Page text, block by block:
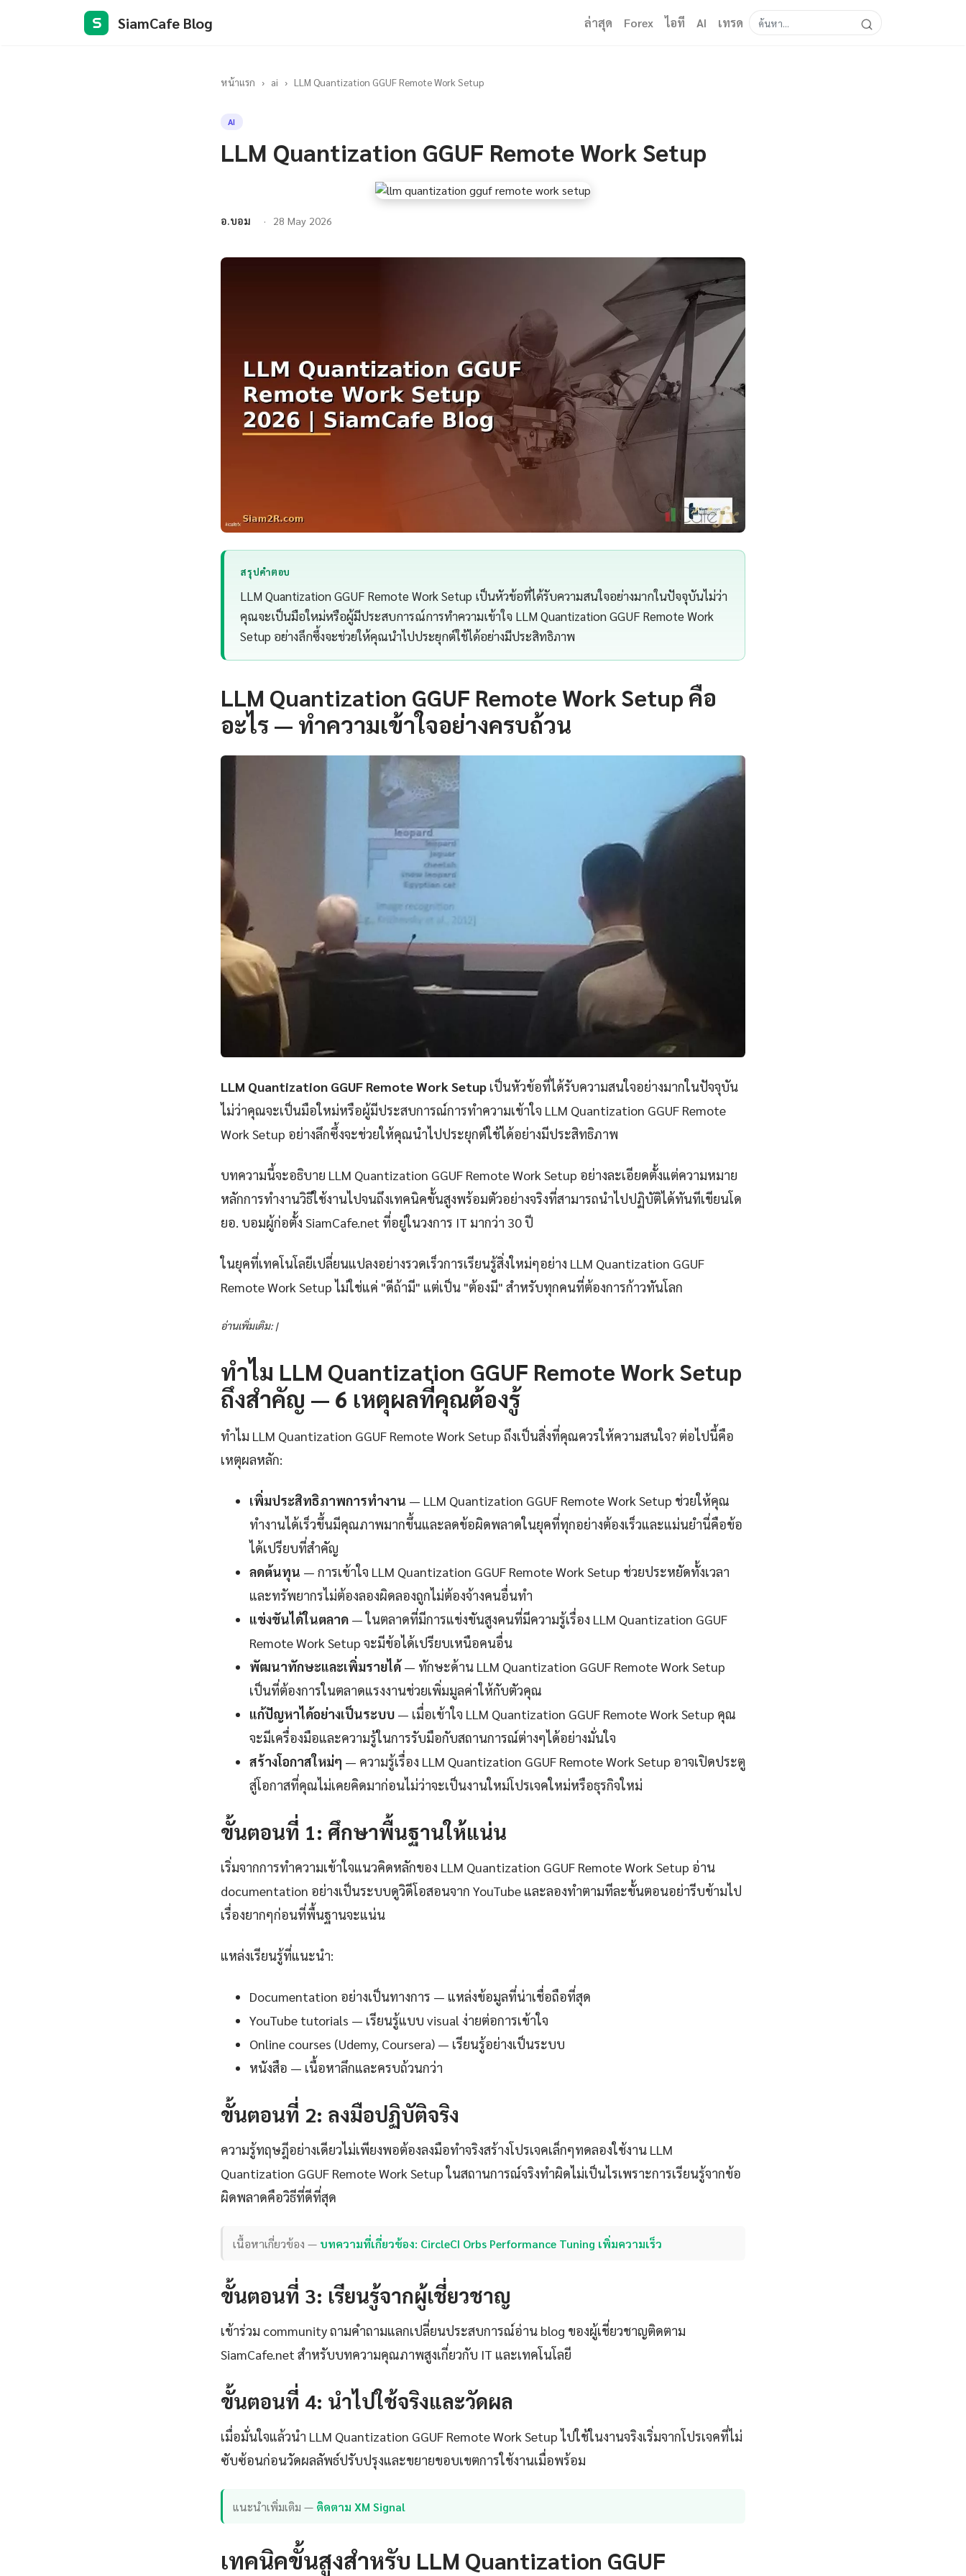
S SiamCafe Blog ล่าสุด Forex ไอที AI เทรด
หน้าแรก › ai › LLM Quantization GGUF Remote Work Setup
AI
LLM Quantization GGUF Remote Work Setup
อ.บอม 28 May 2026
สรุปคำตอบ
LLM Quantization GGUF Remote Work Setup เป็นหัวข้อที่ได้รับความสนใจอย่างมากในปัจจุบันไม่ว่า
คุณจะเป็นมือใหม่หรือผู้มีประสบการณ์การทำความเข้าใจ LLM Quantization GGUF Remote Work
Setup อย่างลึกซึ้งจะช่วยให้คุณนำไปประยุกต์ใช้ได้อย่างมีประสิทธิภาพ
LLM Quantization GGUF Remote Work Setup คือ
อะไร — ทำความเข้าใจอย่างครบถ้วน
LLM Quantization GGUF Remote Work Setup เป็นหัวข้อที่ได้รับความสนใจอย่างมากในปัจจุบัน
ไม่ว่าคุณจะเป็นมือใหม่หรือผู้มีประสบการณ์การทำความเข้าใจ LLM Quantization GGUF Remote
Work Setup อย่างลึกซึ้งจะช่วยให้คุณนำไปประยุกต์ใช้ได้อย่างมีประสิทธิภาพ
บทความนี้จะอธิบาย LLM Quantization GGUF Remote Work Setup อย่างละเอียดตั้งแต่ความหมาย
หลักการทำงานวิธีใช้งานไปจนถึงเทคนิคขั้นสูงพร้อมตัวอย่างจริงที่สามารถนำไปปฏิบัติได้ทันทีเขียนโด
ยอ. บอมผู้ก่อตั้ง SiamCafe.net ที่อยู่ในวงการ IT มากว่า 30 ปี
ในยุคที่เทคโนโลยีเปลี่ยนแปลงอย่างรวดเร็วการเรียนรู้สิ่งใหม่ๆอย่าง LLM Quantization GGUF
Remote Work Setup ไม่ใช่แค่ "ดีถ้ามี" แต่เป็น "ต้องมี" สำหรับทุกคนที่ต้องการก้าวทันโลก
อ่านเพิ่มเติม: |
ทำไม LLM Quantization GGUF Remote Work Setup
ถึงสำคัญ — 6 เหตุผลที่คุณต้องรู้
ทำไม LLM Quantization GGUF Remote Work Setup ถึงเป็นสิ่งที่คุณควรให้ความสนใจ? ต่อไปนี้คือ
เหตุผลหลัก:
เพิ่มประสิทธิภาพการทำงาน — LLM Quantization GGUF Remote Work Setup ช่วยให้คุณ
ทำงานได้เร็วขึ้นมีคุณภาพมากขึ้นและลดข้อผิดพลาดในยุคที่ทุกอย่างต้องเร็วและแม่นยำนี่คือข้อ
ได้เปรียบที่สำคัญ
ลดต้นทุน — การเข้าใจ LLM Quantization GGUF Remote Work Setup ช่วยประหยัดทั้งเวลา
และทรัพยากรไม่ต้องลองผิดลองถูกไม่ต้องจ้างคนอื่นทำ
แข่งขันได้ในตลาด — ในตลาดที่มีการแข่งขันสูงคนที่มีความรู้เรื่อง LLM Quantization GGUF
Remote Work Setup จะมีข้อได้เปรียบเหนือคนอื่น
พัฒนาทักษะและเพิ่มรายได้— ทักษะด้าน LLM Quantization GGUF Remote Work Setup
เป็นที่ต้องการในตลาดแรงงานช่วยเพิ่มมูลค่าให้กับตัวคุณ
แก้ปัญหาได้อย่างเป็นระบบ — เมื่อเข้าใจ LLM Quantization GGUF Remote Work Setup คุณ
จะมีเครื่องมือและความรู้ในการรับมือกับสถานการณ์ต่างๆได้อย่างมั่นใจ
สร้างโอกาสใหม่ๆ — ความรู้เรื่อง LLM Quantization GGUF Remote Work Setup อาจเปิดประตู
สู่โอกาสที่คุณไม่เคยคิดมาก่อนไม่ว่าจะเป็นงานใหม่โปรเจคใหม่หรือธุรกิจใหม่
ขั้นตอนที่ 1: ศึกษาพื้นฐานให้แน่น
เริ่มจากการทำความเข้าใจแนวคิดหลักของ LLM Quantization GGUF Remote Work Setup อ่าน
documentation อย่างเป็นระบบดูวิดีโอสอนจาก YouTube และลองทำตามทีละขั้นตอนอย่ารีบข้ามไป
เรื่องยากๆก่อนที่พื้นฐานจะแน่น
แหล่งเรียนรู้ที่แนะนำ:
Documentation อย่างเป็นทางการ — แหล่งข้อมูลที่น่าเชื่อถือที่สุด
YouTube tutorials — เรียนรู้แบบ visual ง่ายต่อการเข้าใจ
Online courses (Udemy, Coursera) — เรียนรู้อย่างเป็นระบบ
หนังสือ — เนื้อหาลึกและครบถ้วนกว่า
ขั้นตอนที่ 2: ลงมือปฏิบัติจริง
ความรู้ทฤษฎีอย่างเดียวไม่เพียงพอต้องลงมือทำจริงสร้างโปรเจคเล็กๆทดลองใช้งาน LLM
Quantization GGUF Remote Work Setup ในสถานการณ์จริงทำผิดไม่เป็นไรเพราะการเรียนรู้จากข้อ
ผิดพลาดคือวิธีที่ดีที่สุด
เนื้อหาเกี่ยวข้อง — บทความที่เกี่ยวข้อง: CircleCI Orbs Performance Tuning เพิ่มความเร็ว
ขั้นตอนที่ 3: เรียนรู้จากผู้เชี่ยวชาญ
เข้าร่วม community ถามคำถามแลกเปลี่ยนประสบการณ์อ่าน blog ของผู้เชี่ยวชาญติดตาม
SiamCafe.net สำหรับบทความคุณภาพสูงเกี่ยวกับ IT และเทคโนโลยี
ขั้นตอนที่ 4: นำไปใช้จริงและวัดผล
เมื่อมั่นใจแล้วนำ LLM Quantization GGUF Remote Work Setup ไปใช้ในงานจริงเริ่มจากโปรเจคที่ไม่
ซับซ้อนก่อนวัดผลลัพธ์ปรับปรุงและขยายขอบเขตการใช้งานเมื่อพร้อม
แนะนำเพิ่มเติม — ติดตาม XM Signal
เทคนิคขั้นสูงสำหรับ LLM Quantization GGUF